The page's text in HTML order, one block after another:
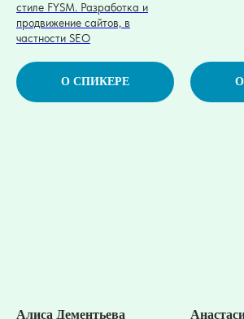
стиле FYSM. Разработка и
продвижение сайтов, в
частности SEO
О СПИКЕРЕ
Алиса Дементьева